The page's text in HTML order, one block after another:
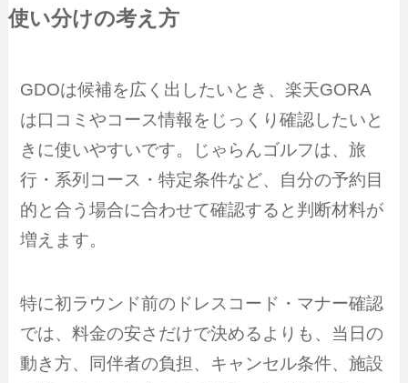
使い分けの考え方
GDOは候補を広く出したいとき、楽天GORA
は口コミやコース情報をじっくり確認したいと
きに使いやすいです。じゃらんゴルフは、旅
行・系列コース・特定条件など、自分の予約目
的と合う場合に合わせて確認すると判断材料が
増えます。
特に初ラウンド前のドレスコード・マナー確認
では、料金の安さだけで決めるよりも、当日の
動き方、同伴者の負担、キャンセル条件、施設